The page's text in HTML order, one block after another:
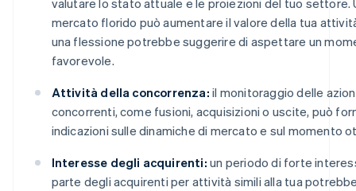
mercato florido può aumentare il valore della tua
una flessione potrebbe suggerire di aspettare un
favorevole.
Attività della concorrenza: il monitoraggio delle
concorrenti, come fusioni, acquisizioni o uscite, può
indicazioni sulle dinamiche di mercato e sul momento
Interesse degli acquirenti: un periodo di forte
parte degli acquirenti per attività simili alla tua